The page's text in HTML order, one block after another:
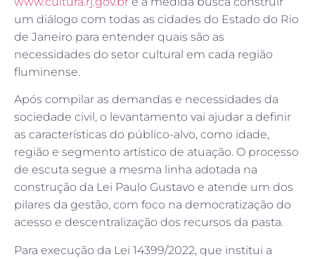
um diálogo com todas as cidades do Estado do Rio
de Janeiro para entender quais são as
necessidades do setor cultural em cada região
fluminense.
Após compilar as demandas e necessidades da
sociedade civil, o levantamento vai ajudar a definir
as características do público-alvo, como idade,
região e segmento artístico de atuação. O processo
de escuta segue a mesma linha adotada na
construção da Lei Paulo Gustavo e atende um dos
pilares da gestão, com foco na democratização do
acesso e descentralização dos recursos da pasta.
Para execução da Lei 14399/2022, que institui a